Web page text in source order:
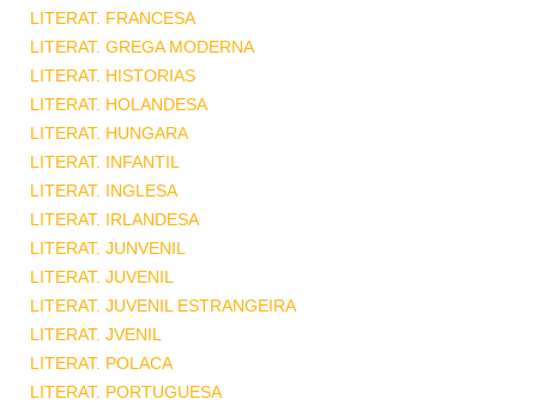
LITERAT. FRANCESA
LITERAT. GREGA MODERNA
LITERAT. HISTORIAS
LITERAT. HOLANDESA
LITERAT. HUNGARA
LITERAT. INFANTIL
LITERAT. INGLESA
LITERAT. IRLANDESA
LITERAT. JUNVENIL
LITERAT. JUVENIL
LITERAT. JUVENIL ESTRANGEIRA
LITERAT. JVENIL
LITERAT. POLACA
LITERAT. PORTUGUESA